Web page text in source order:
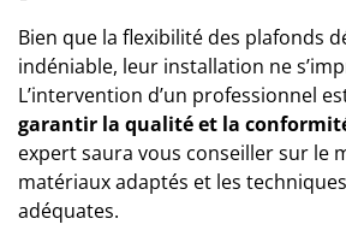
Bien que la flexibilité des plafonds
indéniable, leur installation ne
L’intervention d’un professionnel
garantir la qualité et la
expert saura vous conseiller sur le
matériaux adaptés et les
adéquates.